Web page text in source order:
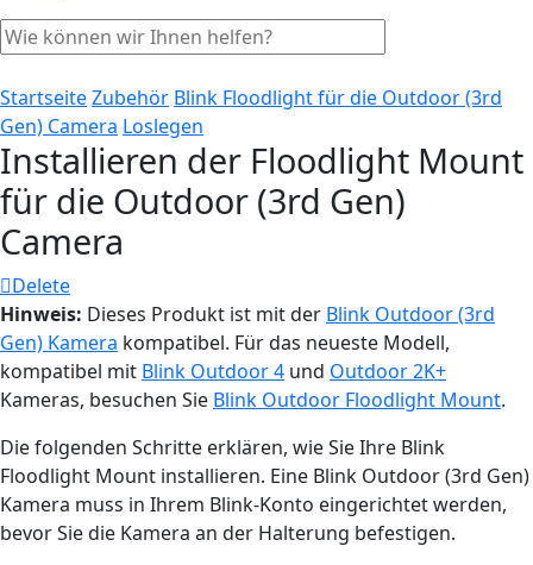
StartseiteZubehör Blink Floodlight für die Outdoor (3rd
Gen) Camera Loslegen
Installieren der Floodlight Mount
für die Outdoor (3rd Gen)
Camera
Delete
Hinweis: Dieses Produkt ist mit der Blink Outdoor (3rd
Gen) Kamera kompatibel. Für das neueste Modell,
kompatibel mit Blink Outdoor 4 und Outdoor 2K+
Kameras, besuchen Sie Blink Outdoor Floodlight Mount.
Die folgenden Schritte erklären, wie Sie Ihre Blink
Floodlight Mount installieren. Eine Blink Outdoor (3rd Gen)
Kamera muss in Ihrem Blink-Konto eingerichtet werden,
bevor Sie die Kamera an der Halterung befestigen.